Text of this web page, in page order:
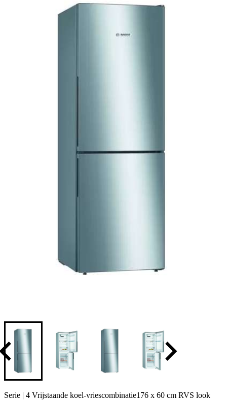
Serie | 4 Vrijstaande koel-vriescombinatie176 x 60 cm RVS look